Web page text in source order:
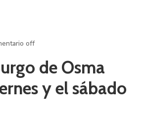
off
de Osma
y el sábado